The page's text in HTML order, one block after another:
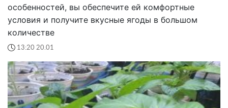
особенностей, вы обеспечите ей комфортные
условия и получите вкусные ягоды в большом
количестве
13:20 20.01